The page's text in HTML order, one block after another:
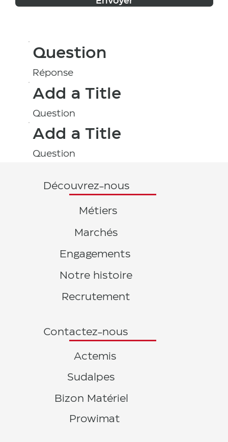
Question
Réponse
Add a Title
Question
Add a Title
Question
Prowimat
Bizon Matériel
Sudalpes
Actemis
Contactez-nous
Recrutement
Notre histoire
Engagements
Marchés
Métiers
Découvrez-nous